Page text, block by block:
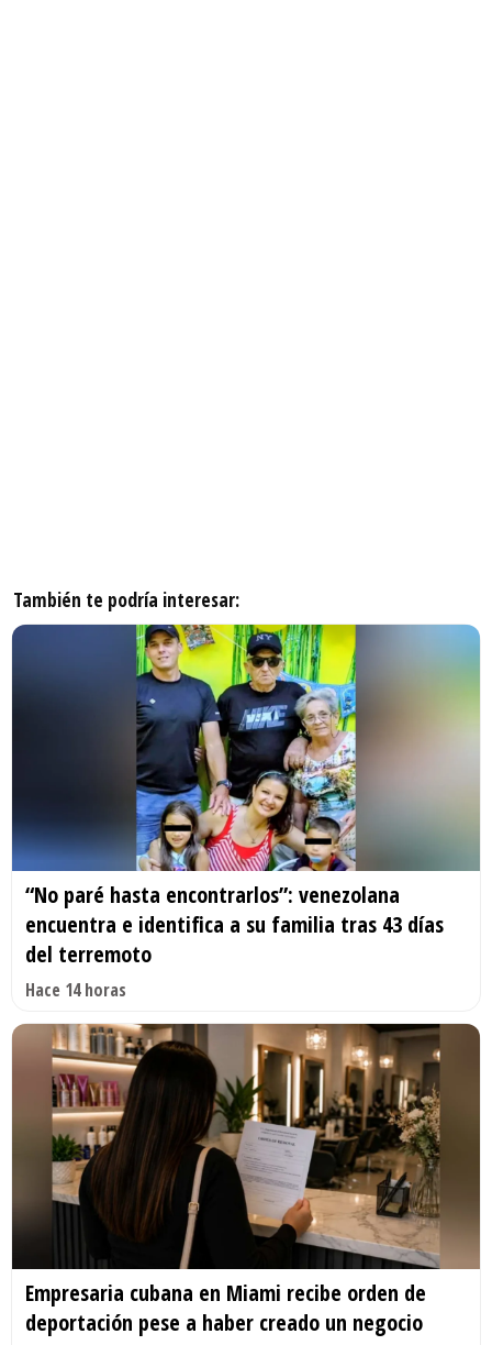
También te podría interesar:
“No paré hasta encontrarlos”: venezolana
encuentra e identifica a su familia tras 43 días
del terremoto
Hace 14 horas
Empresaria cubana en Miami recibe orden de
deportación pese a haber creado un negocio